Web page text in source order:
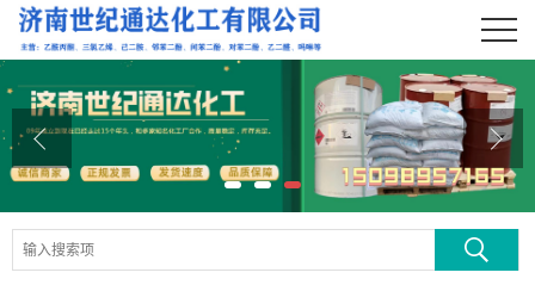
公司首页
公司介绍
产品展厅